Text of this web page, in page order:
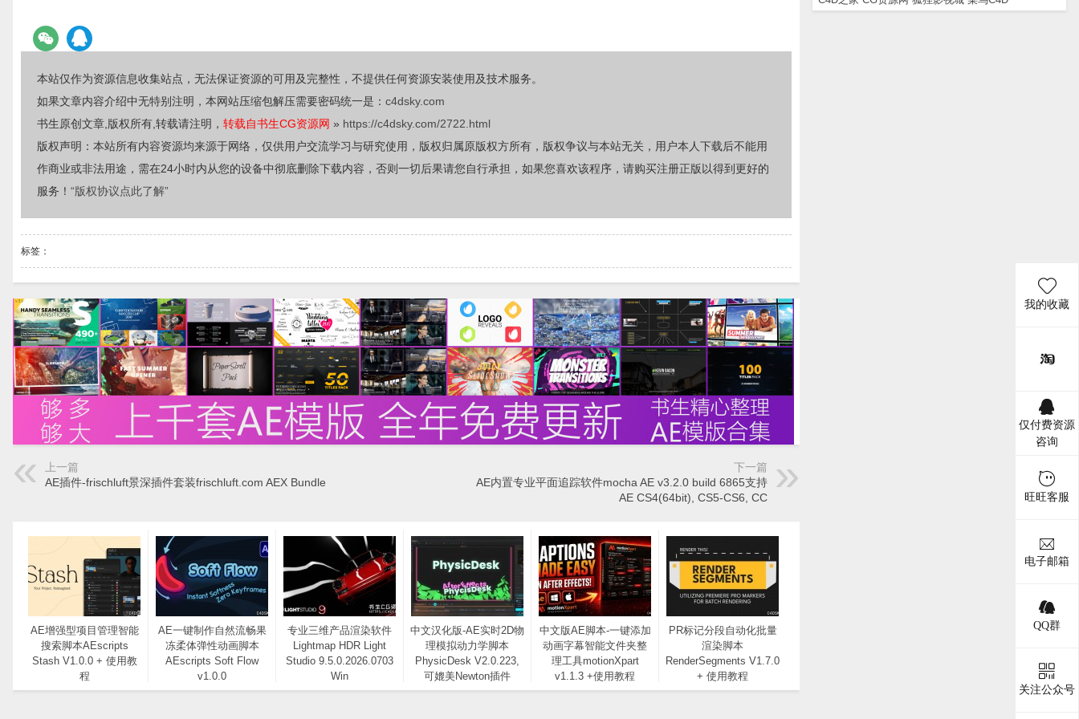
本站仅作为资源信息收集站点，无法保证资源的可用及完整性，不提供任何资源安装使用及技术服务。
如果文章内容介绍中无特别注明，本网站压缩包解压需要密码统一是： c4dsky.com
书生原创文章,版权所有,转载请注明， 转载自书生CG资源网 » https://c4dsky.com/2722.html
版权声明：本站所有内容资源均来源于网络，仅供用户交流学习与研究使用，版权归属原版权方所有，版权争议与本站无关，用户本人下载后不能用
作商业或非法用途，需在24小时内从您的设备中彻底删除下载内容，否则一切后果请您自行承担，如果您喜欢该程序，请购买注册正版以得到更好的
服务！ “版权协议点此了解”
标签：
上一篇
AE插件-frischluft景深插件套装frischluft.com AEX Bundle
下一篇
AE内置专业平面追踪软件mocha AE v3.2.0 build 6865支持
AE CS4(64bit), CS5-CS6, CC
AE增强型项目管理智能
搜索脚本AEscripts
Stash V1.0.0 + 使用教
程
AE一键制作自然流畅果
冻柔体弹性动画脚本
AEscripts Soft Flow
v1.0.0
专业三维产品渲染软件
Lightmap HDR Light
Studio 9.5.0.2026.0703
Win
中文汉化版-AE实时2D物
理模拟动力学脚本
PhysicDesk V2.0.223,
可媲美Newton插件
中文版AE脚本-一键添加
动画字幕智能文件夹整
理工具motionXpart
v1.1.3 +使用教程
PR标记分段自动化批量
渲染脚本
RenderSegments V1.7.0
+ 使用教程
我的收藏
仅付费资源
咨询
旺旺客服
电子邮箱
QQ群
关注公众号